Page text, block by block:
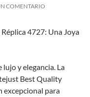
COMENTARIO
4727: Una Joya
y elegancia. La
Best Quality
excepcional para